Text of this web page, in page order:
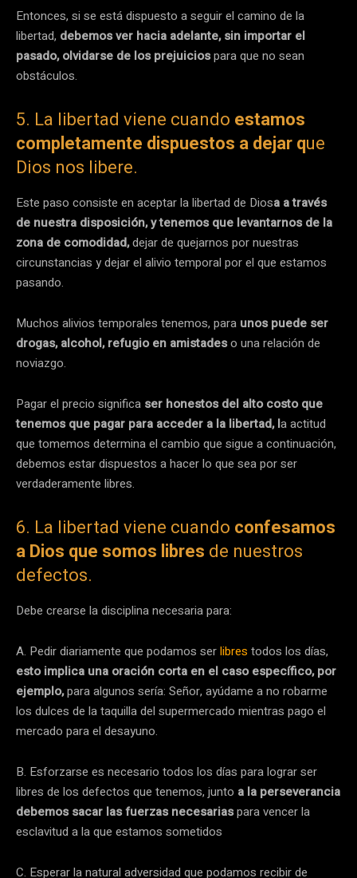
Entonces, si se está dispuesto a seguir el camino de la
libertad, debemos ver hacia adelante, sin importar el
pasado, olvidarse de los prejuiciospara que no sean
obstáculos.
5. La libertad viene cuando estamos
completamente dispuestos a dejar que
Dios nos libere.
Este paso consiste en aceptar la libertad de Diosa a través
de nuestra disposición, y tenemos que levantarnos de la
zona de comodidad,dejar de quejarnos por nuestras
circunstancias y dejar el alivio temporal por el que estamos
pasando.
Muchos alivios temporales tenemos, para unos puede ser
drogas, alcohol, refugio en amistadeso una relación de
noviazgo.
Pagar el precio significa ser honestos del alto costo que
tenemos que pagar para acceder a la libertad, la actitud
que tomemos determina el cambio que sigue a continuación,
debemos estar dispuestos a hacer lo que sea por ser
verdaderamente libres.
6. La libertad viene cuando confesamos
a Dios que somos libres de nuestros
defectos.
Debe crearse la disciplina necesaria para:
A. Pedir diariamente que podamos serlibres todos los días,
esto implica una oración corta en el caso específico, por
ejemplo,para algunos sería: Señor, ayúdame a no robarme
los dulces de la taquilla del supermercado mientras pago el
mercado para el desayuno.
B. Esforzarse es necesario todos los días para lograr ser
libres de los defectos que tenemos, junto a la perseverancia
debemos sacar las fuerzas necesariaspara vencer la
esclavitud a la que estamos sometidos
C. Esperar la natural adversidad que podamos recibir de